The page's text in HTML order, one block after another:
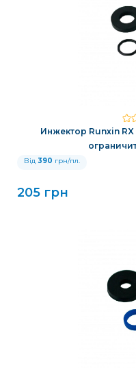
Инжектор Runxin
Від 390 грн/пл.
205 грн